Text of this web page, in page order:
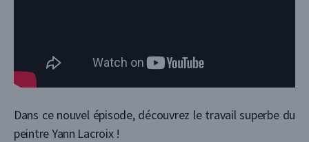
Dans ce nouvel épisode, découvrez le travail superbe du
peintre Yann Lacroix !